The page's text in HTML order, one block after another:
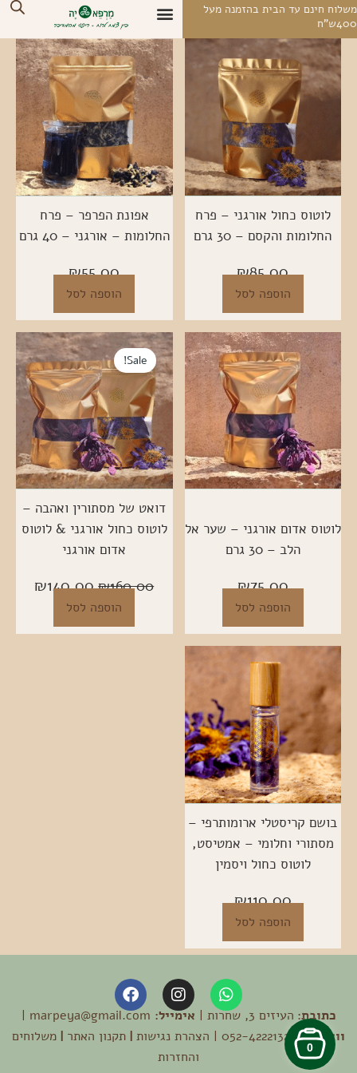
חינם עד הבית בהזמנה מעל
לוטוס כחול אורגני – פרח
החלומות והקסם – 30 גרם
₪85.00
הוספה לסל
אפונת הפרפר – פרח
החלומות – אורגני – 40 גרם
₪55.00
הוספה לסל
לוטוס אדום אורגני – שער אל
הלב – 30 גרם
₪75.00
הוספה לסל
Sale!
דואט של מסתורין ואהבה –
לוטוס כחול אורגני & לוטוס
אדום אורגני
₪160.00
המחיר
המקורי
היה:
₪160.00.
₪140.00
המחיר
הנוכחי
הוא:
הוספה לסל
בושם קריסטלי ארומותרפי –
מסתורי וחלומי – אמטיסט,
לוטוס כחול ויסמין
₪110.00
הוספה לסל
W
h
a
t
s
I
n
s
t
a
g
F
a
c
e
כתובת:העיזים 3, שחרות | אימייל:marpeya@gmail.com |
וואטסאפ:052-4222132 | הצהרת נגישות|תקנון האתר|משלוחים
והחזרות
0